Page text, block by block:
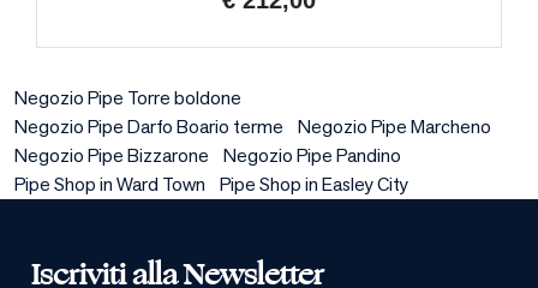
Negozio Pipe Torre boldone
Negozio Pipe Darfo Boario terme
Negozio Pipe Marcheno
Negozio Pipe Bizzarone
Negozio Pipe Pandino
Pipe Shop in Ward Town
Pipe Shop in Easley City
Iscriviti alla Newsletter